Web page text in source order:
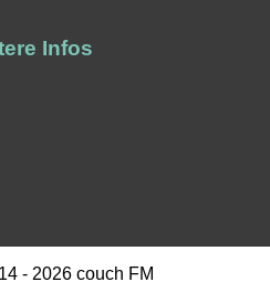
Infos
- 2026 couch FM